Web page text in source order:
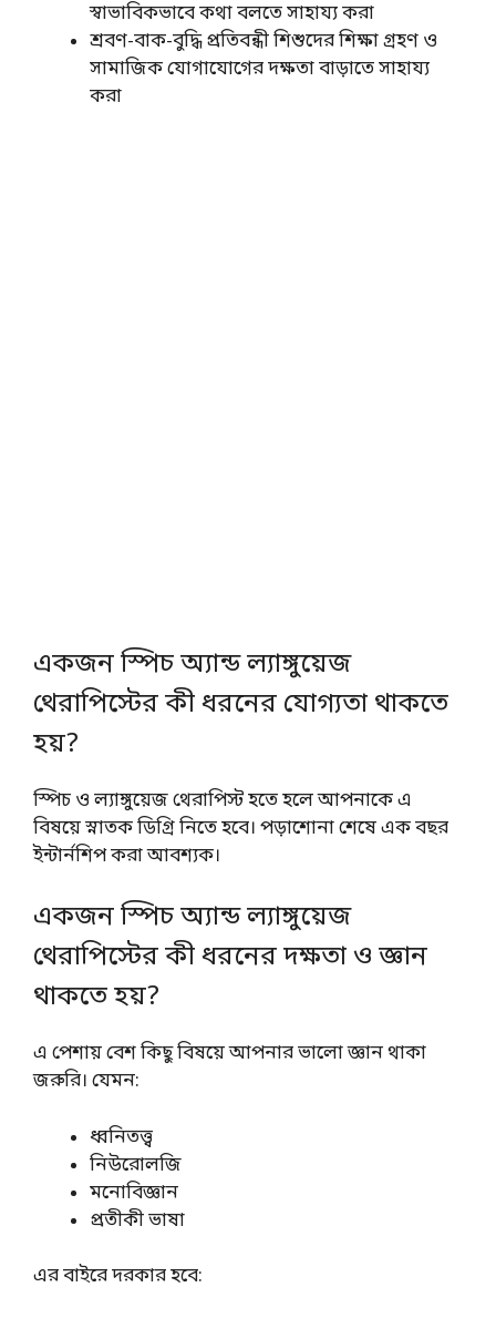
স্বাভাবিকভাবে কথা বলতে সাহায্য করা
শ্রবণ-বাক-বুদ্ধি প্রতিবন্ধী শিশুদের শিক্ষা গ্রহণ ও
সামাজিক যোগাযোগের দক্ষতা বাড়াতে সাহায্য
করা
একজন স্পিচ অ্যান্ড ল্যাঙ্গুয়েজ
থেরাপিস্টের কী ধরনের যোগ্যতা থাকতে
হয়?
স্পিচ ও ল্যাঙ্গুয়েজ থেরাপিস্ট হতে হলে আপনাকে এ
বিষয়ে স্নাতক ডিগ্রি নিতে হবে। পড়াশোনা শেষে এক বছর
ইন্টার্নশিপ করা আবশ্যক।
একজন স্পিচ অ্যান্ড ল্যাঙ্গুয়েজ
থেরাপিস্টের কী ধরনের দক্ষতা ও জ্ঞান
থাকতে হয়?
এ পেশায় বেশ কিছু বিষয়ে আপনার ভালো জ্ঞান থাকা
জরুরি। যেমন:
ধ্বনিতত্ত্ব
নিউরোলজি
মনোবিজ্ঞান
প্রতীকী ভাষা
এর বাইরে দরকার হবে: